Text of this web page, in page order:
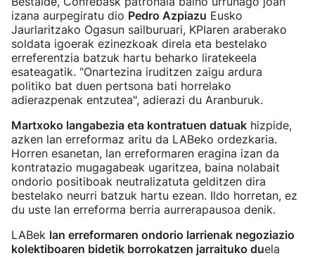
izana aurpegiratu dio Pedro Azpiazu Eusko
Jaurlaritzako Ogasun sailburuari, KPIaren araberako
soldata igoerak ezinezkoak direla eta bestelako
erreferentzia batzuk hartu beharko liratekeela
esateagatik. "Onartezina iruditzen zaigu ardura
politiko bat duen pertsona bati horrelako
adierazpenak entzutea", adierazi du Aranburuk.
Martxoko langabezia eta kontratuen datuak hizpide,
azken lan erreformaz aritu da LABeko ordezkaria.
Horren esanetan, lan erreformaren eragina izan da
kontratazio mugagabeak ugaritzea, baina nolabait
ondorio positiboak neutralizatuta gelditzen dira
bestelako neurri batzuk hartu ezean. Ildo horretan, ez
du uste lan erreforma berria aurrerapausoa denik.
LABek lan erreformaren ondorio larrienak negoziazio
kolektiboaren bidetik borrokatzen jarraituko duela